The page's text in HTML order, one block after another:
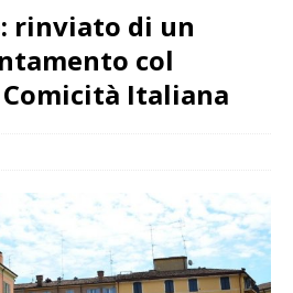
rinviato di un
col
Italiana